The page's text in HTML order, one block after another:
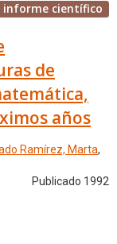
informe científico
de
años
Ramírez, Marta,
Publicado 1992